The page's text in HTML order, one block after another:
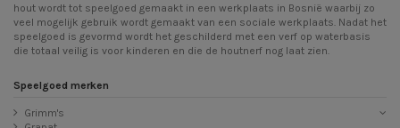
hout wordt tot speelgoed gemaakt in een werkplaats in Bosnië waarbij zo
veel mogelijk gebruik wordt gemaakt van een sociale werkplaats. Nadat het
speelgoed is gevormd wordt het geschilderd met een verf op waterbasis
die totaal veilig is voor kinderen en die de houtnerf nog laat zien.
Speelgoed merken
Grimm's